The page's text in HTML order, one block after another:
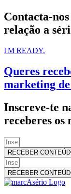
Contacta-
relação a
I'M READY.
Queres
marketing
Inscreve-te
receberes os
RECEBER
RECEBER